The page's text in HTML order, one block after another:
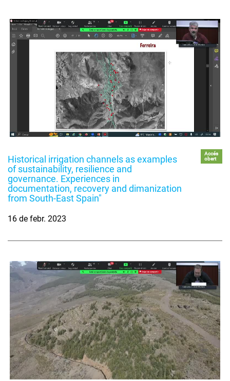
Historical irrigation channels as examples
of sustainability, resilience and
governance. Experiences in
documentation, recovery and dimanization
from South-East Spain"
Accés
obert
16 de febr. 2023